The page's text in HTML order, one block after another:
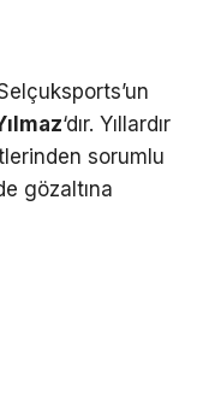
‘dır. Yıllardır
sorumlu
gözaltına